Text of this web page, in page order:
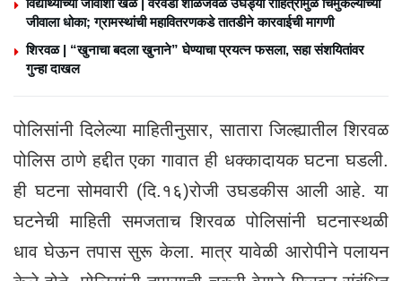
विद्यार्थ्यांच्या जीवाशी खेळ | वरवडी शाळेजवळ उघड्या रोहित्रामुळे चिमुकल्यांच्या
जीवाला धोका; ग्रामस्थांची महावितरणकडे तातडीने कारवाईची मागणी
शिरवळ | “खुनाचा बदला खुनाने” घेण्याचा प्रयत्न फसला, सहा संशयितांवर
गुन्हा दाखल
पोलिसांनी दिलेल्या माहितीनुसार, सातारा जिल्ह्यातील शिरवळ
पोलिस ठाणे हद्दीत एका गावात ही धक्कादायक घटना घडली.
ही घटना सोमवारी (दि.१६)रोजी उघडकीस आली आहे. या
घटनेची माहिती समजताच शिरवळ पोलिसांनी घटनास्थळी
धाव घेऊन तपास सुरू केला. मात्र यावेळी आरोपीने पलायन